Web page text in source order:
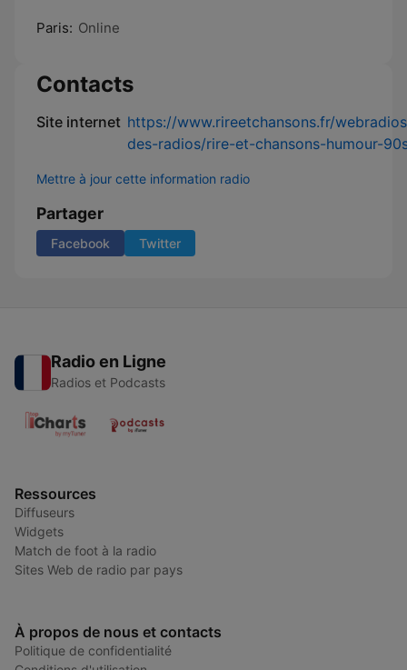
Paris: Online
Contacts
Site internet https://www.rireetchansons.fr/
des-radios/rire-et-chansons-humour-
Mettre à jour cette information radio
Partager
Facebook Twitter
Radio en Ligne
Radios et Podcasts
Ressources
Diffuseurs
Widgets
Match de foot à la radio
Sites Web de radio par pays
À propos de nous et contacts
Politique de confidentialité